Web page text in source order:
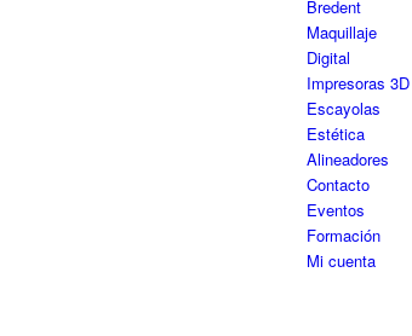
Bredent
Maquillaje
Digital
Impresoras
Escayolas
Estética
Alineadores
Contacto
Eventos
Formación
Mi cuenta